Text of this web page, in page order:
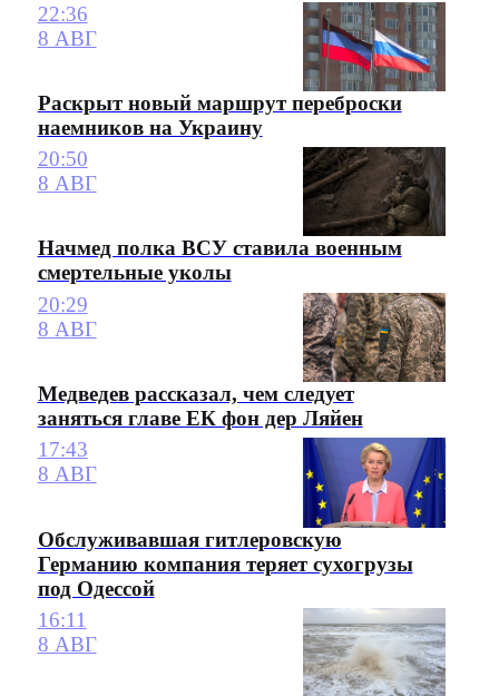
22:36
8 АВГ
Раскрыт новый маршрут переброски
наемников на Украину
20:50
8 АВГ
Начмед полка ВСУ ставила военным
смертельные уколы
20:29
8 АВГ
Медведев рассказал, чем следует
заняться главе ЕК фон дер Ляйен
17:43
8 АВГ
Обслуживавшая гитлеровскую
Германию компания теряет сухогрузы
под Одессой
16:11
8 АВГ